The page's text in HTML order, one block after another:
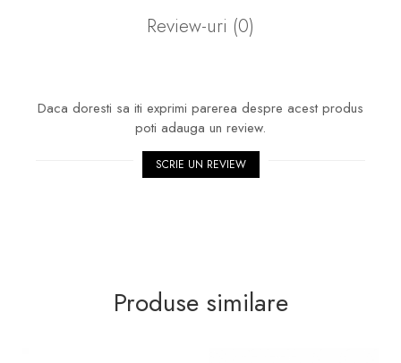
Review-uri (0)
Daca doresti sa iti exprimi parerea despre acest produs
poti adauga un review.
SCRIE UN REVIEW
Produse similare